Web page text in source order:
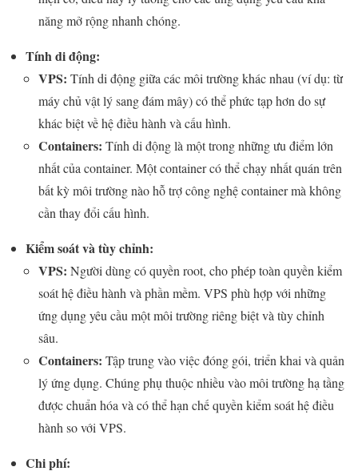
năng mở rộng nhanh chóng.
Tính di động:
VPS: Tính di động giữa các môi trường khác nhau (ví dụ: từ
máy chủ vật lý sang đám mây) có thể phức tạp hơn do sự
khác biệt về hệ điều hành và cấu hình.
Containers: Tính di động là một trong những ưu điểm lớn
nhất của container. Một container có thể chạy nhất quán trên
bất kỳ môi trường nào hỗ trợ công nghệ container mà không
cần thay đổi cấu hình.
Kiểm soát và tùy chỉnh:
VPS: Người dùng có quyền root, cho phép toàn quyền kiểm
soát hệ điều hành và phần mềm. VPS phù hợp với những
ứng dụng yêu cầu một môi trường riêng biệt và tùy chỉnh
sâu.
Containers: Tập trung vào việc đóng gói, triển khai và quản
lý ứng dụng. Chúng phụ thuộc nhiều vào môi trường hạ tầng
được chuẩn hóa và có thể hạn chế quyền kiểm soát hệ điều
hành so với VPS.
Chi phí: